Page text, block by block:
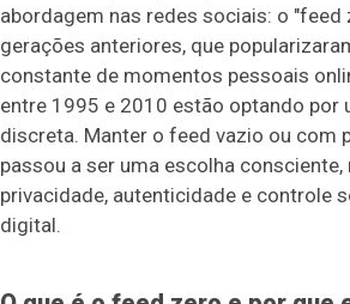
abordagem nas redes sociais: o "feed
gerações anteriores, que
constante de momentos pessoais
entre 1995 e 2010 estão optando por
discreta. Manter o feed vazio ou com
passou a ser uma escolha
privacidade, autenticidade e controle
digital.